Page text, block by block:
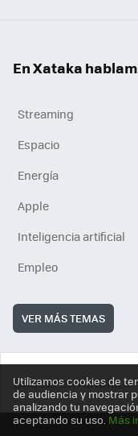
En Xataka
Streaming
Espacio
Energía
Apple
Inteligencia artificial
Empleo
VER MÁS TEMAS
Utilizamos cookies de
de audiencia y mostrar
analizando tu
aceptando su uso. Más